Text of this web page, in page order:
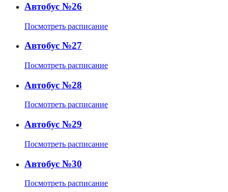
Автобус №26
Посмотреть расписание
Автобус №27
Посмотреть расписание
Автобус №28
Посмотреть расписание
Автобус №29
Посмотреть расписание
Автобус №30
Посмотреть расписание